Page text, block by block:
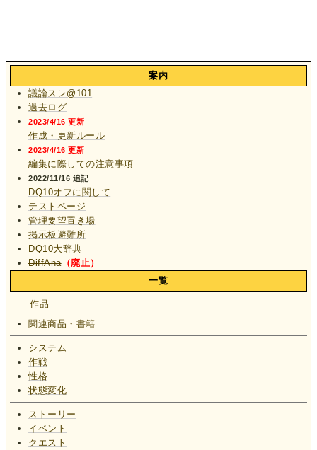
案内
議論スレ@101
過去ログ
2023/4/16 更新
作成・更新ルール
2023/4/16 更新
編集に際しての注意事項
2022/11/16 追記
DQ10オフに関して
テストページ
管理要望置き場
掲示板避難所
DQ10大辞典
DiffAna（廃止）
一覧
作品
関連商品・書籍
システム
作戦
性格
状態変化
ストーリー
イベント
クエスト